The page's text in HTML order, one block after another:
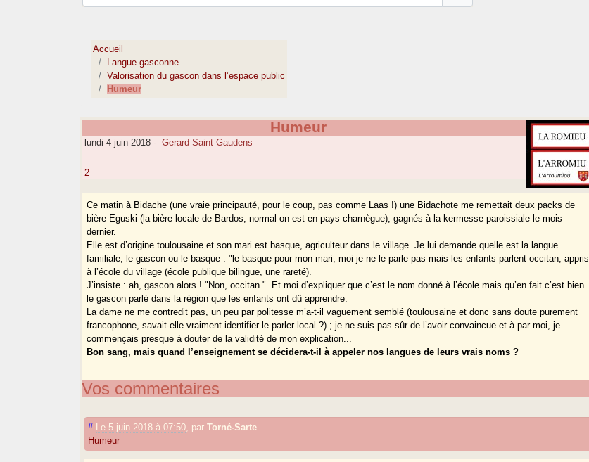
Accueil
Langue gasconne
Valorisation du gascon dans l’espace public
Humeur
Humeur
lundi 4 juin 2018 - Gerard Saint-Gaudens
2
Ce matin à Bidache (une vraie principauté, pour le coup, pas comme Laas !) une Bidachote me remettait deux packs de
bière Eguski (la bière locale de Bardos, normal on est en pays charnègue), gagnés à la kermesse paroissiale le mois
dernier.
Elle est d’origine toulousaine et son mari est basque, agriculteur dans le village. Je lui demande quelle est la langue
familiale, le gascon ou le basque : "le basque pour mon mari, moi je ne le parle pas mais les enfants parlent occitan, appris
à l’école du village (école publique bilingue, une rareté).
J’insiste : ah, gascon alors ! "Non, occitan ". Et moi d’expliquer que c’est le nom donné à l’école mais qu’en fait c’est bien
le gascon parlé dans la région que les enfants ont dû apprendre.
La dame ne me contredit pas, un peu par politesse m’a-t-il vaguement semblé (toulousaine et donc sans doute purement
francophone, savait-elle vraiment identifier le parler local ?) ; je ne suis pas sûr de l’avoir convaincue et à par moi, je
commençais presque à douter de la validité de mon explication...
Bon sang, mais quand l’enseignement se décidera-t-il à appeler nos langues de leurs vrais noms ?
Vos commentaires
# Le 5 juin 2018 à 07:50 parTorné-Sarte
Humeur